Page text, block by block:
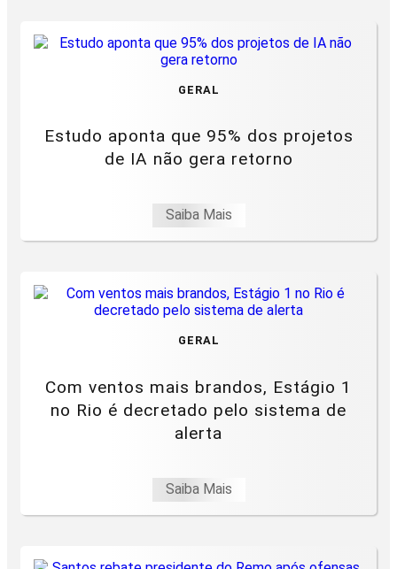
GERAL
Estudo aponta que 95% dos projetos
de IA não gera retorno
Saiba Mais
GERAL
Com ventos mais brandos, Estágio 1
no Rio é decretado pelo sistema de
alerta
Saiba Mais